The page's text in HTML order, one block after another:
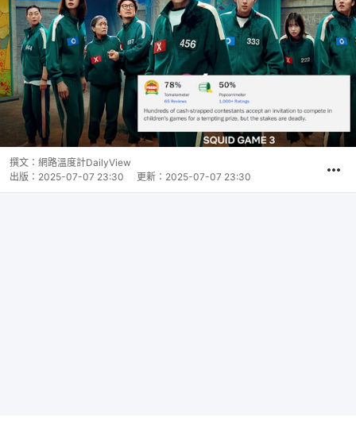
撰文： 網路溫度計DailyView
出版： 2025-07-07 23:30 更新： 2025-07-07 23:30